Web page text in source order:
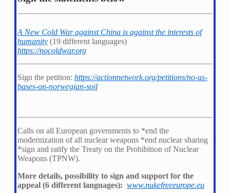
A New Cold War against China is against the interests of
humanity (19 different languages)
https://nocoldwar.org
Sign the petition: https://actionnetwork.org/petitions/no-us-
bases-on-norwegian-soil
Calls on all European governments to *end the
modernization of all nuclear weapons *end nuclear sharing
*sign and ratify the Treaty on the Prohibition of Nuclear
Weapons (TPNW).
More details, possibility to sign and support for the
appeal (6 different languages): www.nukefreeeurope.eu